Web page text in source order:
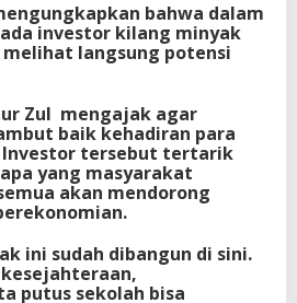
bahwa dalam
investor kilang minyak
langsung potensi
Zul mengajak agar
baik kehadiran para
Investor tersebut tertarik
yang masyarakat
akan mendorong
ini sudah dibangun di sini.
putus sekolah bisa